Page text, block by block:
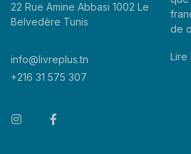
22 Rue Amine Abbasi 1002 Le
Belvedère Tunis
info@livreplus.tn
+216 31 575 307
de
Lire